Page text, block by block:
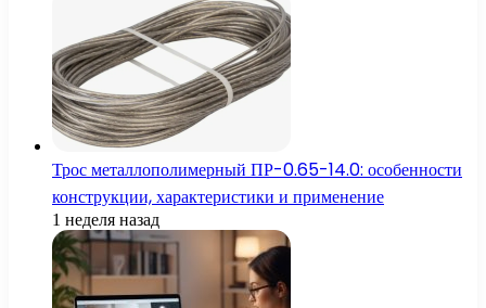
Трос металлополимерный ПР-0.65-14.0: особенности
конструкции, характеристики и применение
1 неделя назад